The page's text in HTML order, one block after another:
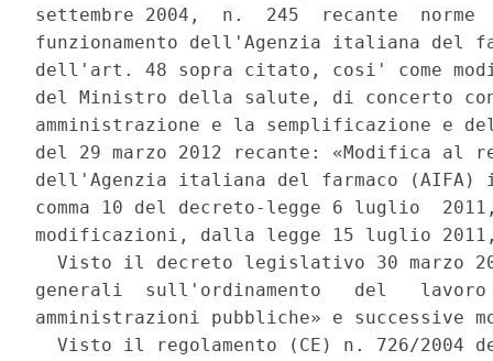
settembre 2004,  n.  245  recante
funzionamento dell'Agenzia italiana del
dell'art. 48 sopra citato, cosi' come
del Ministro della salute, di concerto
amministrazione e la semplificazione e
del 29 marzo 2012 recante: «Modifica al
dell'Agenzia italiana del farmaco
comma 10 del decreto-legge 6 luglio
modificazioni, dalla legge 15 luglio
Visto il decreto legislativo 30 marzo
generali  sull'ordinamento   del
amministrazioni pubbliche» e
Visto il regolamento (CE) n. 726/2004